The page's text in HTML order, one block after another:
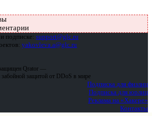
подписке: support@glc.ru
yakovleva.a@glc.ru
Qrator —
забойной защитой от DDoS в мире
Подписка для физлиц
Подписка для юрлиц
Реклама на «Хакере»
Контакты